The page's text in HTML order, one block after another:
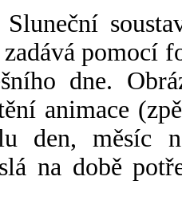
Sluneční
pomocí
dne.
animace
den, měsíc
na době